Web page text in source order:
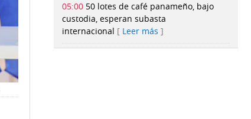
05:00 50 lotes de café panameño, bajo
custodia, esperan subasta
internacional
Leer más